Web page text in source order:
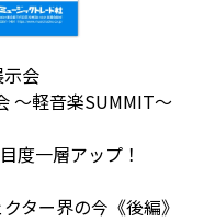
示会
～軽音楽SUMMIT～
度一層アップ！
ター界の今《後編》